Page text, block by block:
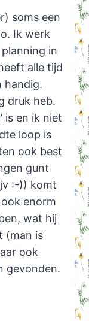
soms een
Ik werk
planning in
alle tijd
handig.
druk heb.
is en ik niet
loop is
ook best
gunt
:-)) komt
enorm
wat hij
(man is
ook
gevonden.